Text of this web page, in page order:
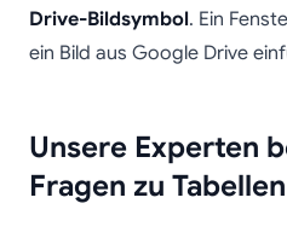
Drive-Bildsymbol. Ein
ein Bild aus Google Drive
Unsere Experten
Fragen zu Tabellen